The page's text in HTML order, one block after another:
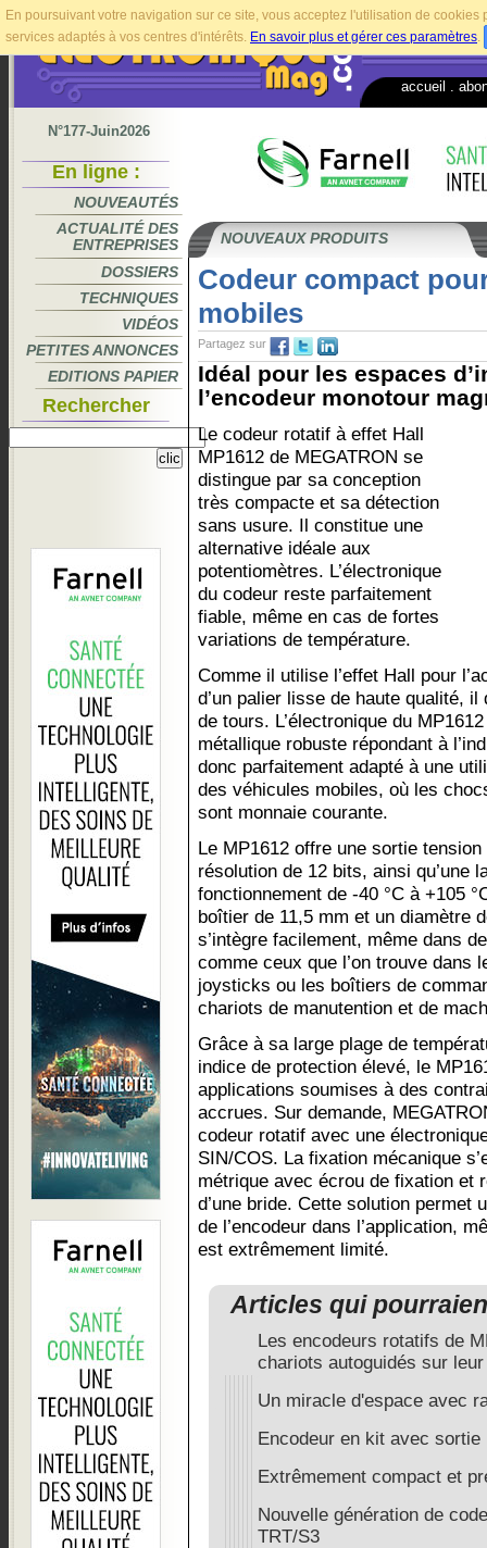
En poursuivant votre navigation sur ce site, vous acceptez l'utilisation de
services adaptés à vos centres d'intérêts. En savoir plus et gérer ces paramètres.
accueil
N°177-Juin2026
En ligne :
NOUVEAUTÉS
ACTUALITÉ DES
ENTREPRISES
DOSSIERS
TECHNIQUES
VIDÉOS
PETITES ANNONCES
EDITIONS PAPIER
Rechercher
NOUVEAUX PRODUITS
Codeur compact
mobiles
Partagez sur
Idéal pour les espaces
l’encodeur monotour
Le codeur rotatif à effet Hall
MP1612 de MEGATRON se
distingue par sa conception
très compacte et sa détection
sans usure. Il constitue une
alternative idéale aux
potentiomètres. L’électronique
du codeur reste parfaitement
fiable, même en cas de fortes
variations de température.
Comme il utilise l’effet Hall pour
d’un palier lisse de haute qualité,
de tours. L’électronique du
métallique robuste répondant à
donc parfaitement adapté à une
des véhicules mobiles, où les
sont monnaie courante.
Le MP1612 offre une sortie
résolution de 12 bits, ainsi qu’une
fonctionnement de -40 °C à +105
boîtier de 11,5 mm et un diamètre
s’intègre facilement, même dans
comme ceux que l’on trouve dans
joysticks ou les boîtiers de
chariots de manutention et de
Grâce à sa large plage de
indice de protection élevé, le
applications soumises à des
accrues. Sur demande,
codeur rotatif avec une
SIN/COS. La fixation mécanique
métrique avec écrou de fixation et
d’une bride. Cette solution permet
de l’encodeur dans l’application,
est extrêmement limité.
Articles qui
Les encodeurs rotatifs de
chariots autoguidés sur
Un miracle d'espace avec
Encodeur en kit avec
Extrêmement compact et
Nouvelle génération de
TRT/S3